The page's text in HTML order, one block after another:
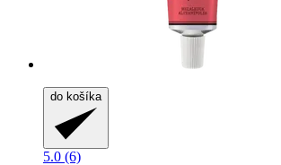
do košíka
5.0 (6)